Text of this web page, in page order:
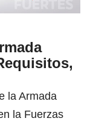
la Armada
la Fuerzas